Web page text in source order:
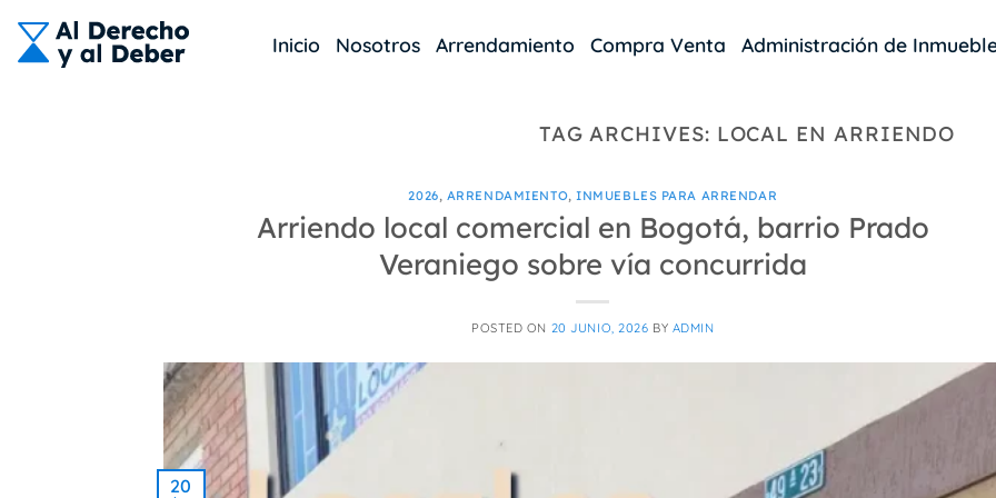
content
Inicio Nosotros Arrendamiento Compra Venta Administración de
TAG ARCHIVES: LOCAL EN ARRIENDO
2026, ARRENDAMIENTO,INMUEBLES PARA ARRENDAR
Arriendo local comercial en Bogotá, barrio Prado
Veraniego sobre vía concurrida
POSTED ON 20 JUNIO, 2026 BY ADMIN
20